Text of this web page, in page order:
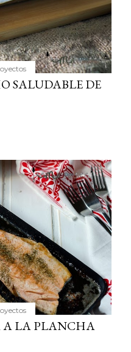
SALUDABLE DE
A LA PLANCHA